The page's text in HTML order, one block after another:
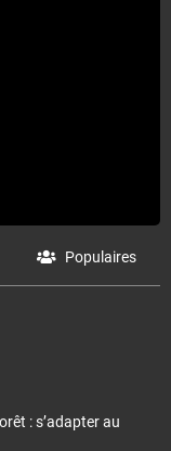
Populaires
: s’adapter au